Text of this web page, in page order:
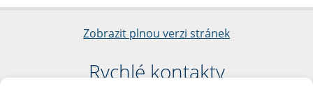
Zobrazit plnou verzi stránek
Rychlé kontakty